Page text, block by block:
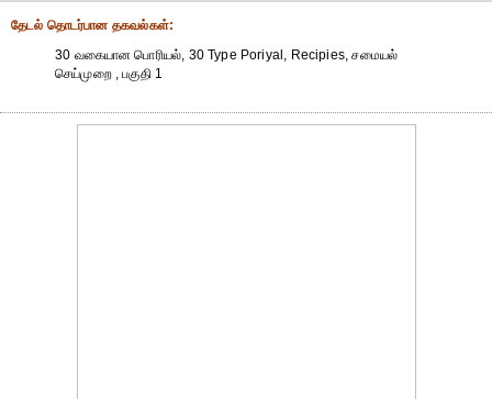
தேட‌ல் தொட‌ர்பான தகவ‌ல்க‌ள்:
30 வகையான பொரியல், 30 Type Poriyal, Recipies, சமையல்
செய்முறை , பகுதி 1